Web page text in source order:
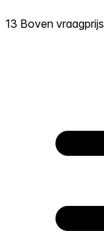
13 Boven vraagprijs